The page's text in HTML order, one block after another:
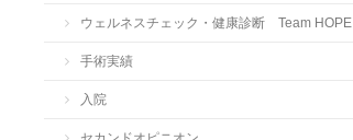
ウェルネスチェック・健康診断 Team HOPE
手術実績
入院